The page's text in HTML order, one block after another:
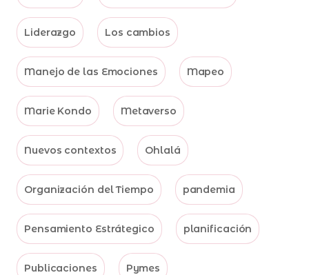
Liderazgo Los cambios
Manejo de las Emociones Mapeo
Marie Kondo Metaverso
Nuevos contextos Ohlalá
Organización del Tiempo pandemia
Pensamiento Estrátegico planificación
Publicaciones Pymes